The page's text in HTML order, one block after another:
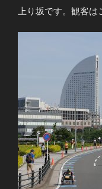
上り坂です。観客は